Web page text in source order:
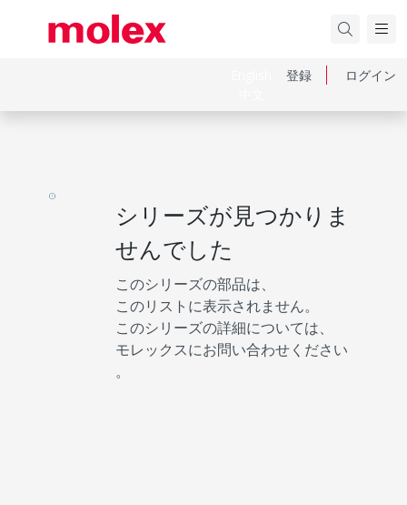
登録 ログイン
シリーズが見つかりま
せんでした
このシリーズの部品は、
このリストに表示されません。
このシリーズの詳細については、
モレックスにお問い合わせください
。